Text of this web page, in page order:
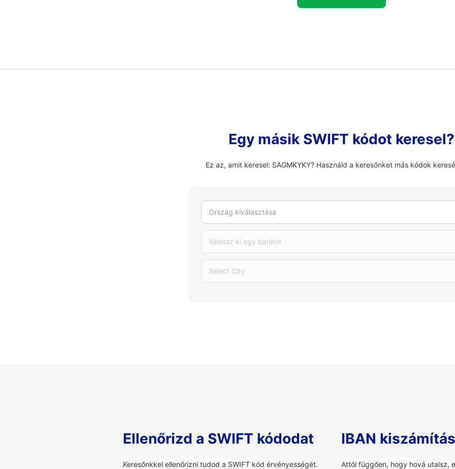
Egy másik SWIFT kódot keresel?
Ez az, amit keresel: SAGMKYKY? Használd a keresőnket más kódok
Ország kiválasztása
Válassz ki egy bankot
Select City
Ellenőrizd a SWIFT kódodat
Keresőnkkel ellenőrizni tudod a SWIFT kód érvényességét.
IBAN
Attól függően, hogy hová utalsz,